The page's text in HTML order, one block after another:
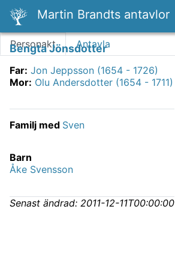
Martin Brandts antavlor
Personakt Antavla
Bengta Jönsdotter
Far: Jon Jeppsson (1654 - 1726)
Mor: Olu Andersdotter (1654 - 1711)
Familj med Sven
Barn
Åke Svensson
Senast ändrad: 2011-12-11T00:00:00